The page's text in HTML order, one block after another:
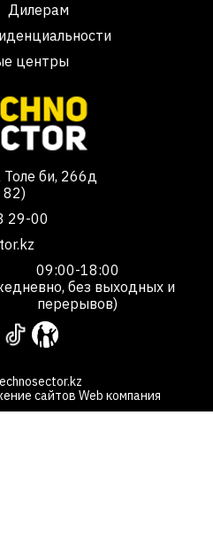
Дилерам
центры
би, 266д
82)
29-00
09:00-18:00
без выходных и
перерывов)
сайтов Web компания